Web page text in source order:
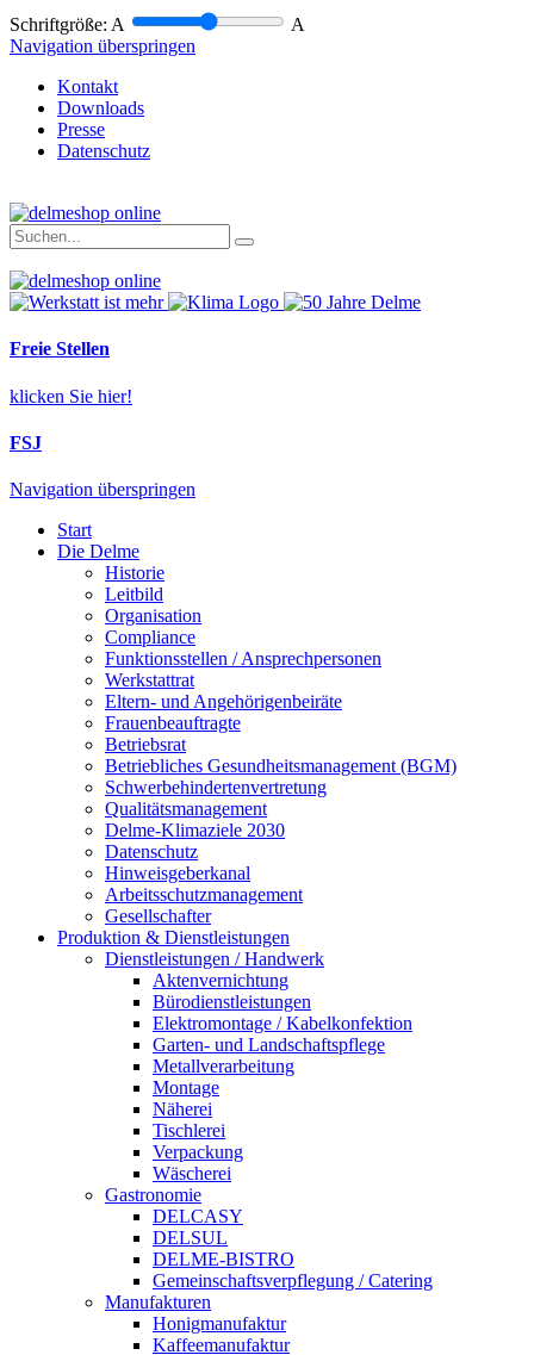
Schriftgröße: A
A
Navigation überspringen
Kontakt
Downloads
Presse
Datenschutz
Freie Stellen
klicken Sie hier!
FSJ
Navigation überspringen
Start
Die Delme
Historie
Leitbild
Organisation
Compliance
Funktionsstellen / Ansprechpersonen
Werkstattrat
Eltern- und Angehörigenbeiräte
Frauenbeauftragte
Betriebsrat
Betriebliches Gesundheitsmanagement (BGM)
Schwerbehindertenvertretung
Qualitätsmanagement
Delme-Klimaziele 2030
Datenschutz
Hinweisgeberkanal
Arbeitsschutzmanagement
Gesellschafter
Produktion & Dienstleistungen
Dienstleistungen / Handwerk
Aktenvernichtung
Bürodienstleistungen
Elektromontage / Kabelkonfektion
Garten- und Landschaftspflege
Metallverarbeitung
Montage
Näherei
Tischlerei
Verpackung
Wäscherei
Gastronomie
DELCASY
DELSUL
DELME-BISTRO
Gemeinschaftsverpflegung / Catering
Manufakturen
Honigmanufaktur
Kaffeemanufaktur